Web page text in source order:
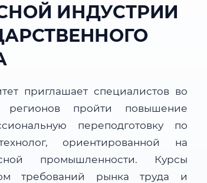
ИНДУСТРИИ
приглашает специалистов во
регионов пройти повышение
переподготовку по
ориентированной на
промышленности. Курсы
требований рынка труда и